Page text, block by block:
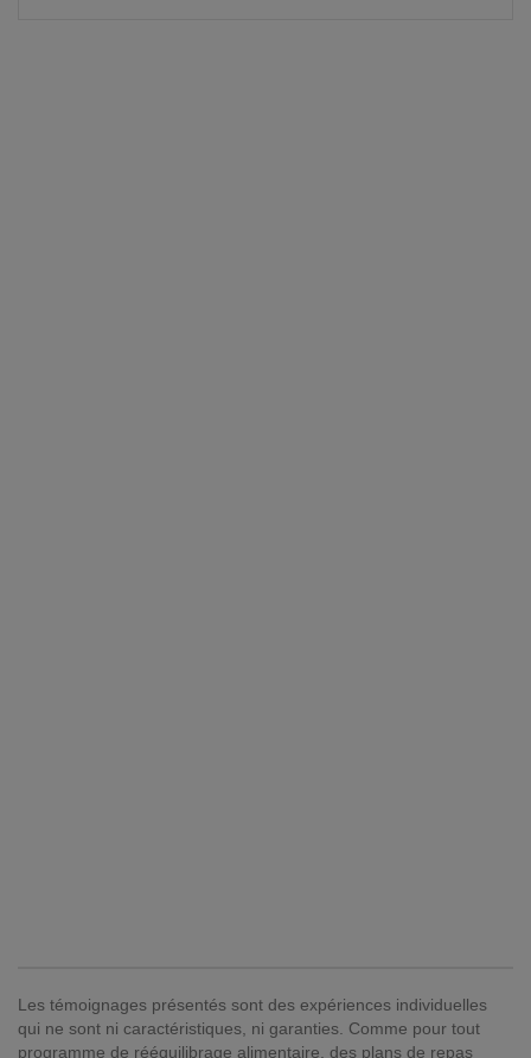
Les témoignages présentés sont des expériences individuelles
qui ne sont ni caractéristiques, ni garanties. Comme pour tout
programme de rééquilibrage alimentaire, des plans de repas